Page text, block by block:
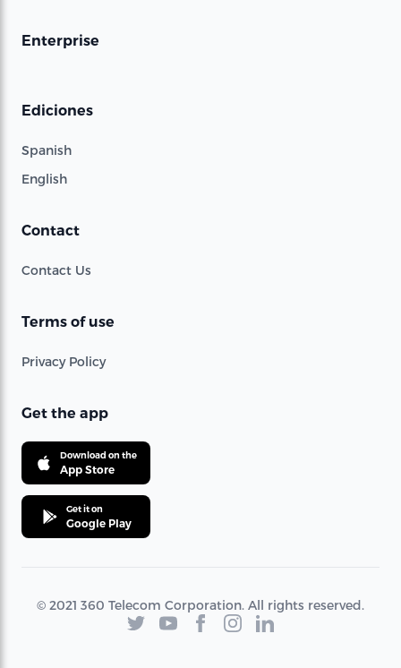
Enterprise
Ediciones
Spanish
English
Contact
Contact Us
Terms of use
Privacy Policy
Get the app
Download on the
App Store
Get it on
Google Play
© 2021 360 Telecom Corporation. All rights reserved.